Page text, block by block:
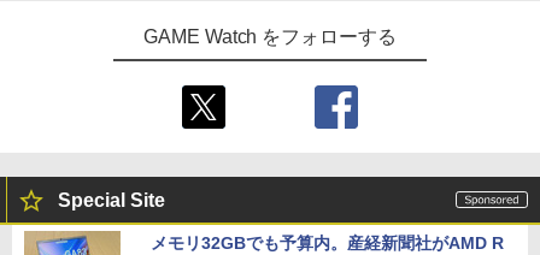
GAME Watch をフォローする
Special Site
メモリ32GBでも予算内。産経新聞社がAMD R